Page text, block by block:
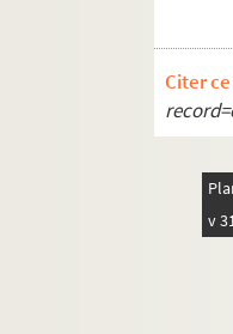
Citer
v